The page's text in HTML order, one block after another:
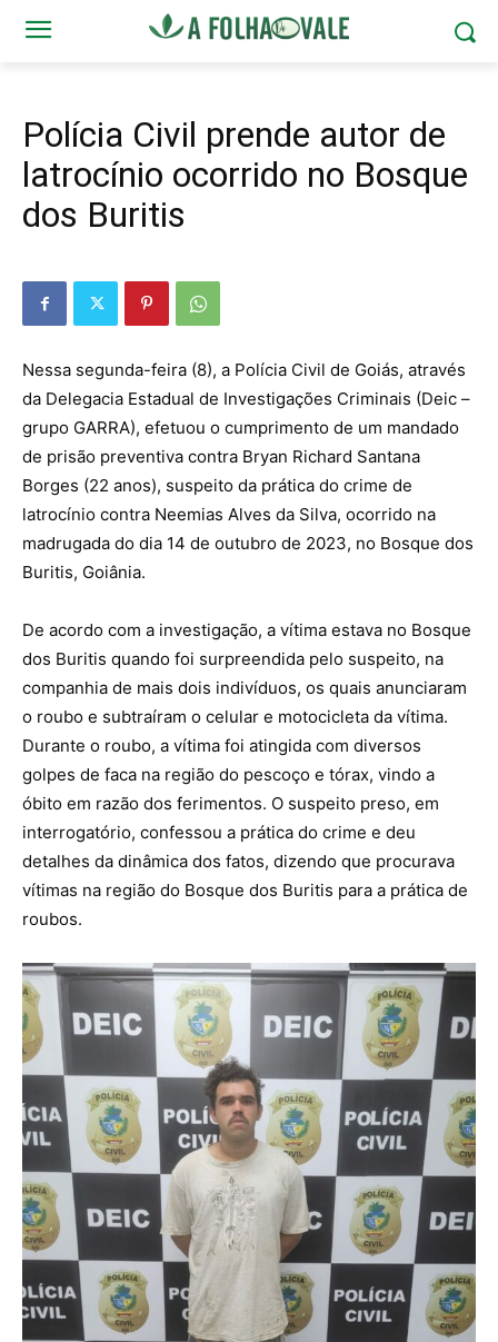
Polícia Civil prende autor de
latrocínio ocorrido no Bosque
dos Buritis
Nessa segunda-feira (8), a Polícia Civil de Goiás, através
da Delegacia Estadual de Investigações Criminais (Deic –
grupo GARRA), efetuou o cumprimento de um mandado
de prisão preventiva contra Bryan Richard Santana
Borges (22 anos), suspeito da prática do crime de
latrocínio contra Neemias Alves da Silva, ocorrido na
madrugada do dia 14 de outubro de 2023, no Bosque dos
Buritis, Goiânia.
De acordo com a investigação, a vítima estava no Bosque
dos Buritis quando foi surpreendida pelo suspeito, na
companhia de mais dois indivíduos, os quais anunciaram
o roubo e subtraíram o celular e motocicleta da vítima.
Durante o roubo, a vítima foi atingida com diversos
golpes de faca na região do pescoço e tórax, vindo a
óbito em razão dos ferimentos. O suspeito preso, em
interrogatório, confessou a prática do crime e deu
detalhes da dinâmica dos fatos, dizendo que procurava
vítimas na região do Bosque dos Buritis para a prática de
roubos.